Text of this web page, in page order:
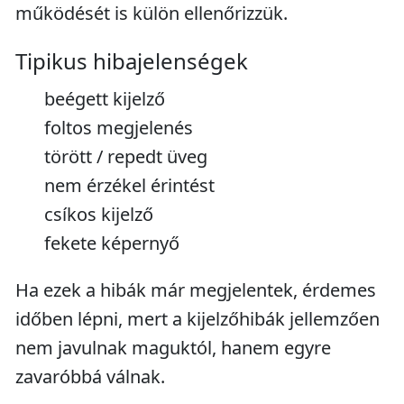
működését is külön ellenőrizzük.
Tipikus hibajelenségek
beégett kijelző
foltos megjelenés
törött / repedt üveg
nem érzékel érintést
csíkos kijelző
fekete képernyő
Ha ezek a hibák már megjelentek, érdemes
időben lépni, mert a kijelzőhibák jellemzően
nem javulnak maguktól, hanem egyre
zavaróbbá válnak.